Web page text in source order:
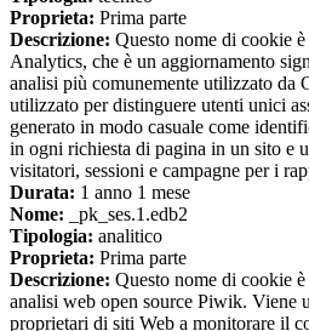
Proprieta: Prima parte
Descrizione: Questo nome di cookie
Analytics, che è un aggiornamento
analisi più comunemente utilizzato da
utilizzato per distinguere utenti unici
generato in modo casuale come
in ogni richiesta di pagina in un sito e
visitatori, sessioni e campagne per i
Durata: 1 anno 1 mese
Nome: _pk_ses.1.edb2
Tipologia: analitico
Proprieta: Prima parte
Descrizione: Questo nome di cookie
analisi web open source Piwik. Viene
proprietari di siti Web a monitorare il